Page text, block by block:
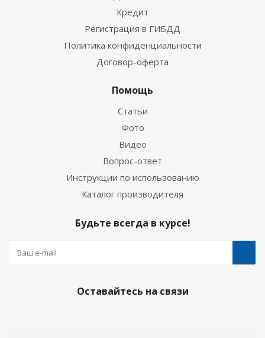
Кредит
Регистрация в ГИБДД
Политика конфиденциальности
Договор-оферта
Помощь
Статьи
Фото
Видео
Вопрос-ответ
Инструкции по использованию
Каталог производителя
Будьте всегда в курсе!
Оставайтесь на связи